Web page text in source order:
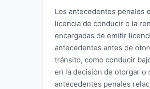
Los antecedentes penales
licencia de conducir o la
encargadas de emitir
antecedentes antes de
tránsito, como conducir
en la decisión de otorgar o
antecedentes penales